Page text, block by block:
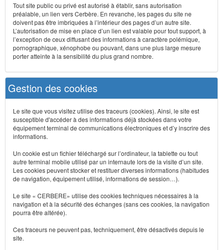
Tout site public ou privé est autorisé à établir, sans autorisation
préalable, un lien vers Cerbère. En revanche, les pages du site ne
doivent pas être imbriquées à l’intérieur des pages d’un autre site.
L’autorisation de mise en place d’un lien est valable pour tout support, à
l’exception de ceux diffusant des informations à caractère polémique,
pornographique, xénophobe ou pouvant, dans une plus large mesure
porter atteinte à la sensibilité du plus grand nombre.
Gestion des cookies
Le site que vous visitez utilise des traceurs (cookies). Ainsi, le site est
susceptible d'accéder à des informations déjà stockées dans votre
équipement terminal de communications électroniques et d’y inscrire des
informations.
Un cookie est un fichier téléchargé sur l’ordinateur, la tablette ou tout
autre terminal mobile utilisé par un internaute lors de la visite d’un site.
Les cookies peuvent stocker et restituer diverses informations (habitudes
de navigation, équipement utilisé, informations de session…).
Le site « CERBERE» utilise des cookies techniques nécessaires à la
navigation et à la sécurité des échanges (sans ces cookies, la navigation
pourra être altérée).
Ces traceurs ne peuvent pas, techniquement, être désactivés depuis le
site.